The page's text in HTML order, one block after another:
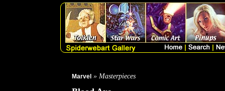
Marvel » Masterpieces